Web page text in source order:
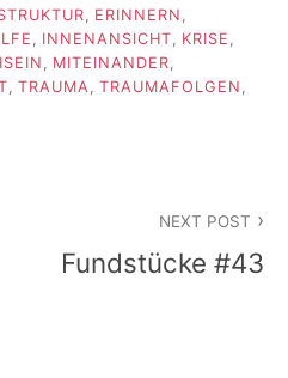
, ERINNERN ,
, INNENANSICHT, KRISE ,
, MITEINANDER,
, TRAUMA, TRAUMAFOLGEN ,
NEXT POST
Fundstücke #43